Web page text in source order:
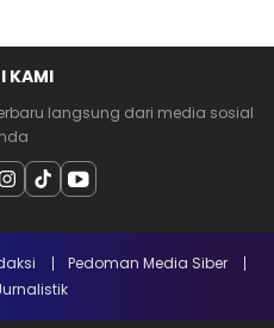
KAMI
langsung dari media sosial
Pedoman Media Siber